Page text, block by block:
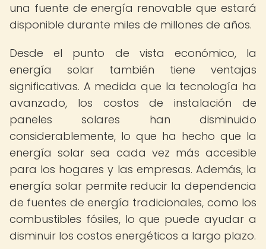
una fuente de energía renovable que estará
disponible durante miles de millones de años.
Desde el punto de vista económico, la
energía solar también tiene ventajas
significativas. A medida que la tecnología ha
avanzado, los costos de instalación de
paneles solares han disminuido
considerablemente, lo que ha hecho que la
energía solar sea cada vez más accesible
para los hogares y las empresas. Además, la
energía solar permite reducir la dependencia
de fuentes de energía tradicionales, como los
combustibles fósiles, lo que puede ayudar a
disminuir los costos energéticos a largo plazo.